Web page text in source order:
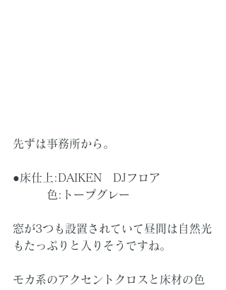
先ずは事務所から。
●床仕上:DAIKEN　DJフロア
色:トープグレー
窓が3つも設置されていて昼間は自然光
もたっぷりと入りそうですね。
モカ系のアクセントクロスと床材の色